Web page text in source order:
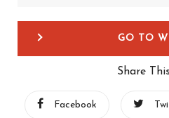
GO TO
Share
Facebook